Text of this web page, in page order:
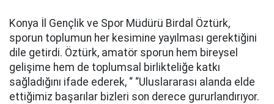
Konya İl Gençlik ve Spor Müdürü Birdal Öztürk,
sporun toplumun her kesimine yayılması gerektiğini
dile getirdi. Öztürk, amatör sporun hem bireysel
gelişime hem de toplumsal birlikteliğe katkı
sağladığını ifade ederek, “ “Uluslararası alanda elde
ettiğimiz başarılar bizleri son derece gururlandırıyor.